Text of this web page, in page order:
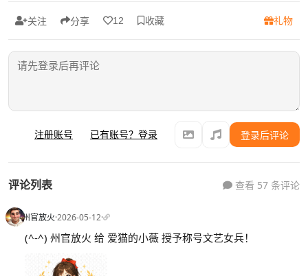
关注 分享 12 收藏 礼物
注册账号 已有账号？登录 登录后评论
评论列表 查看 57 条评论
州官放火·2026-05-12·
(^-^) 州官放火 给 爱猫的小薇 授予称号文艺女兵！